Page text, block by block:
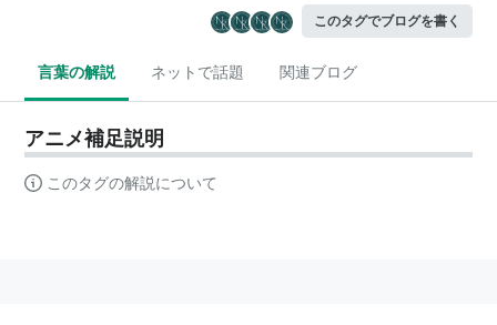
このタグでブログを書く
言葉の解説 ネットで話題 関連ブログ
アニメ補足説明
このタグの解説について